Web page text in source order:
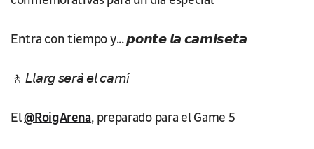
Entra con tiempo y... 𝙥𝙤𝙣𝙩𝙚 𝙡𝙖 𝙘𝙖𝙢𝙞𝙨𝙚𝙩𝙖
🚶 𝘓𝘭𝘢𝘳𝘨 𝘴𝘦𝘳𝘢̀ 𝘦𝘭 𝘤𝘢𝘮𝘪́
El@RoigArena, preparado para el Game 5